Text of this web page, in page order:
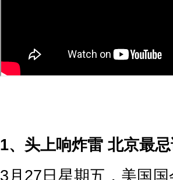
1、头上响炸雷 北京最
3月27日星期五，美国